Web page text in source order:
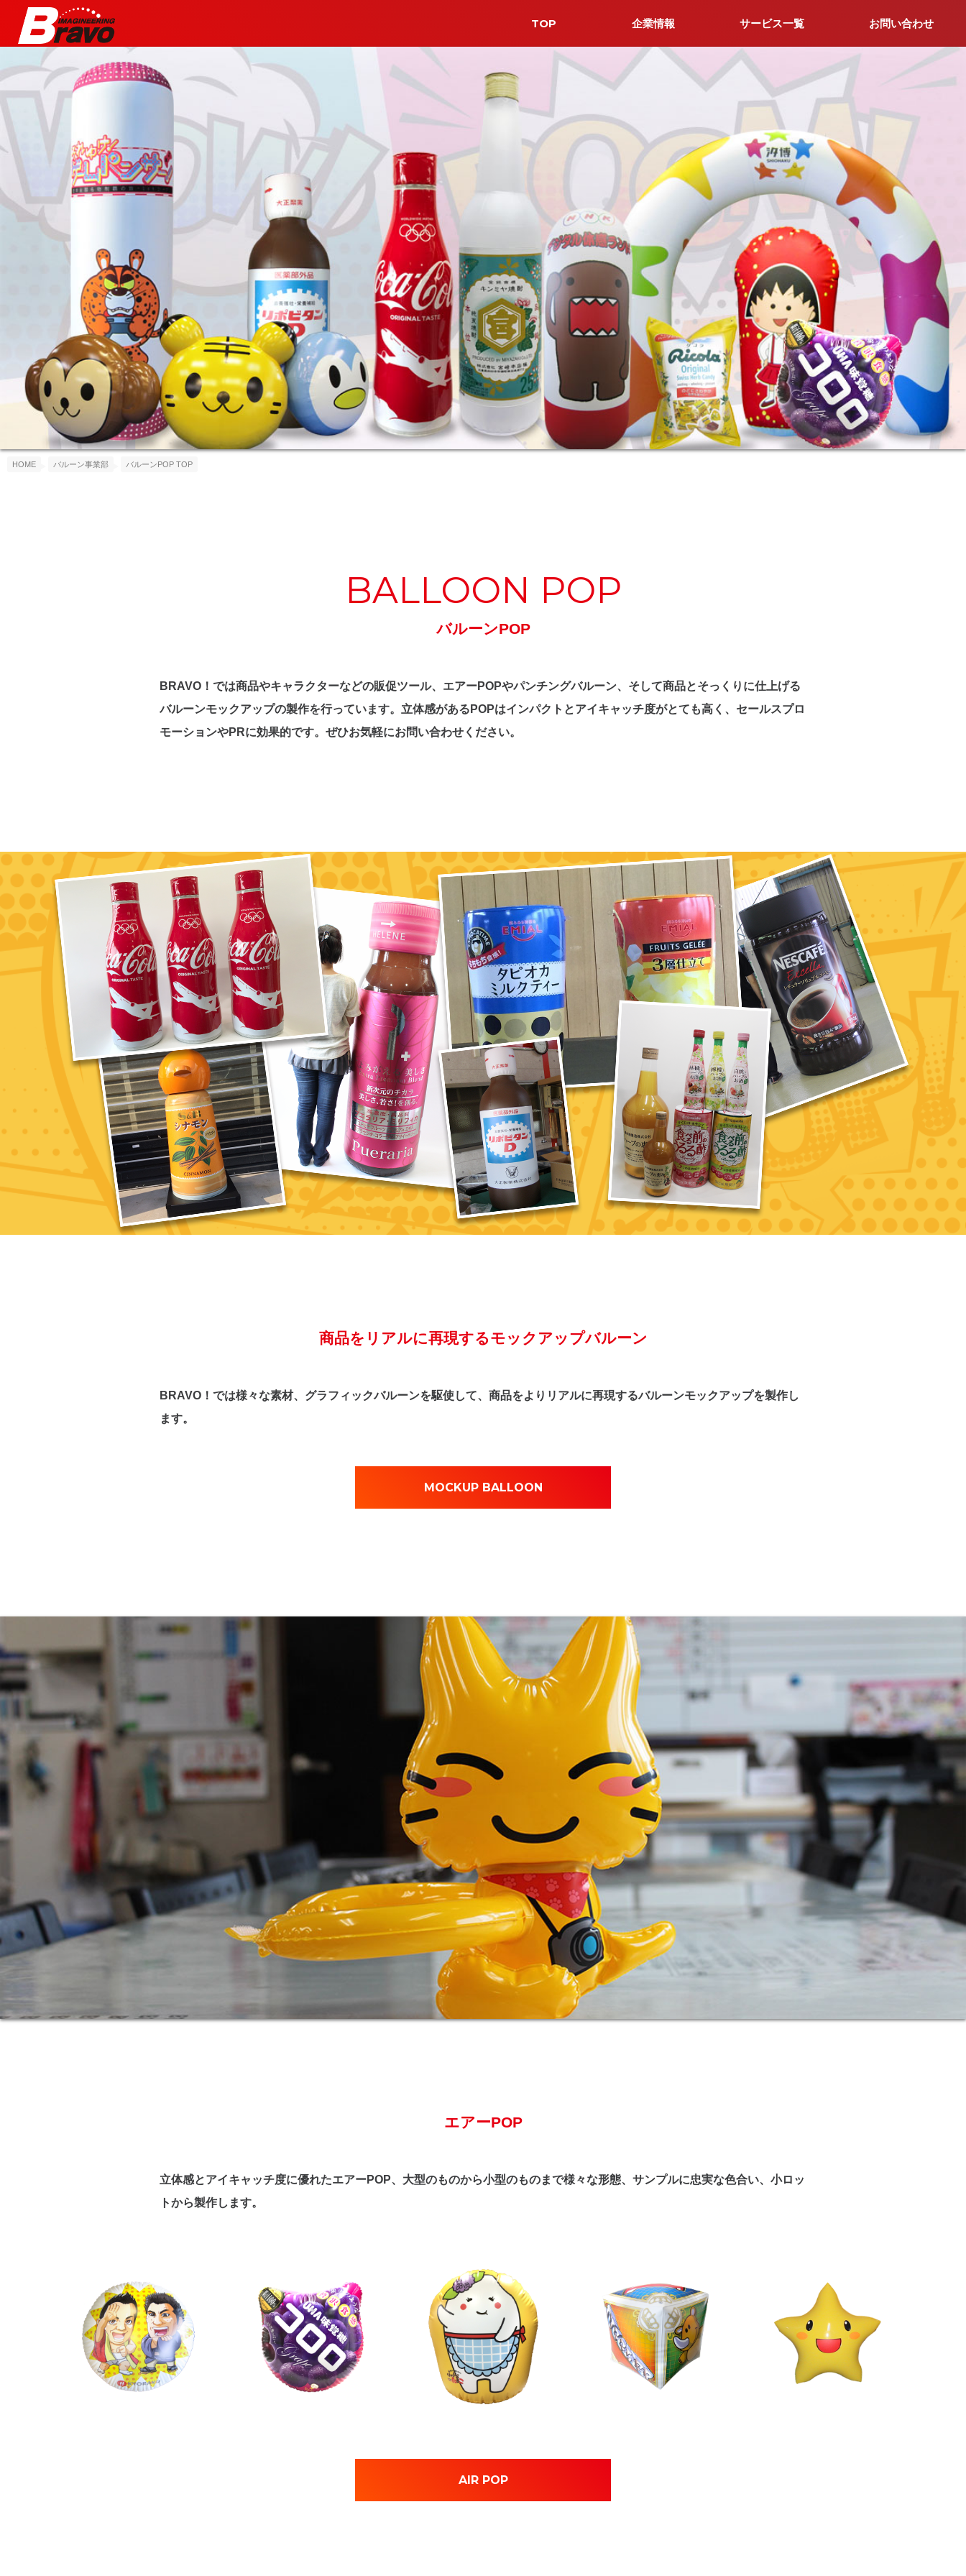
お問い合わせ
サービス一覧
企業情報
TOP
HOME バルーン事業部 バルーンPOP TOP
BALLOON POP
バルーンPOP
BRAVO！では商品やキャラクターなどの販促ツール、エアーPOPやパンチングバルーン、そして商品とそっくりに仕上げる
バルーンモックアップの製作を行っています。立体感があるPOPはインパクトとアイキャッチ度がとても高く、セールスプロ
モーションやPRに効果的です。ぜひお気軽にお問い合わせください。
商品をリアルに再現するモックアップバルーン
BRAVO！では様々な素材、グラフィックバルーンを駆使して、商品をよりリアルに再現するバルーンモックアップを製作し
ます。
MOCKUP BALLOON
エアーPOP
立体感とアイキャッチ度に優れたエアーPOP、大型のものから小型のものまで様々な形態、サンプルに忠実な色合い、小ロッ
トから製作します。
AIR POP